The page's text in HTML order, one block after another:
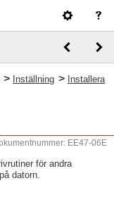
> Inställning > Installera
EE47-06E
för andra
datorn.